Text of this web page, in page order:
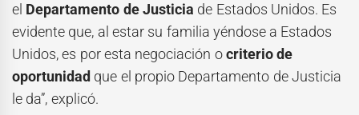
el Departamento de Justicia de Estados Unidos. Es
evidente que, al estar su familia yéndose a Estados
Unidos, es por esta negociación ocriterio de
oportunidad que el propio Departamento de Justicia
le da”, explicó.